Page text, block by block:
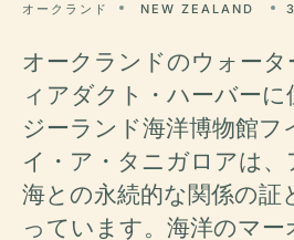
オークランド NEW ZEALAND
オークランドのウォー
ィアダクト・ハーバー
ジーランド海洋博物館フ
イ・ア・タニガロアは
海との永続的な関係の証
っています。海洋のマ